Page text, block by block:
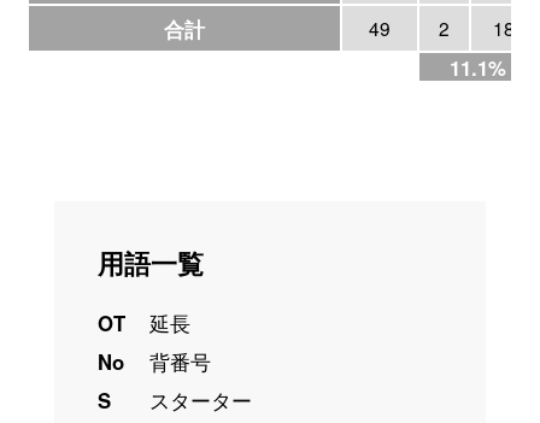
合計 49 2 18
11.1%
用語一覧
OT
延長
No
背番号
S
スターター